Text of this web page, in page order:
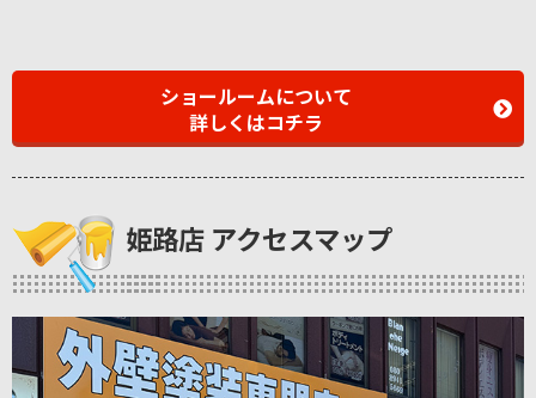
ショールームについて
詳しくはコチラ
姫路店 アクセスマップ